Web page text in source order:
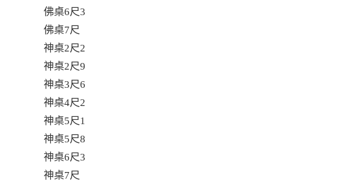
佛桌6尺3
佛桌7尺
神桌2尺2
神桌2尺9
神桌3尺6
神桌4尺2
神桌5尺1
神桌5尺8
神桌6尺3
神桌7尺